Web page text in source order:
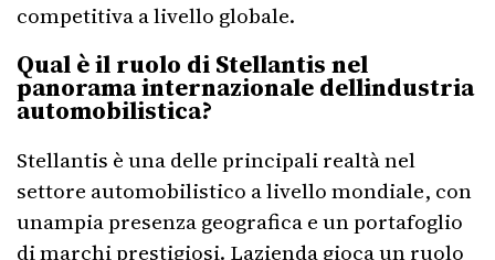
competitiva a livello globale.
Qual è il ruolo di Stellantis nel
panorama internazionale dellindustria
automobilistica?
Stellantis è una delle principali realtà nel
settore automobilistico a livello mondiale, con
unampia presenza geografica e un portafoglio
di marchi prestigiosi. Lazienda gioca un ruolo